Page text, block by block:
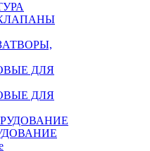
ДЛЯ
ДЛЯ